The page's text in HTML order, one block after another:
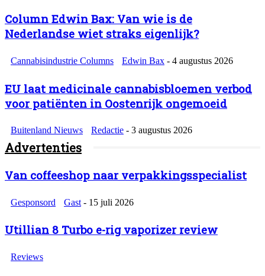
Column Edwin Bax: Van wie is de
Nederlandse wiet straks eigenlijk?
Cannabisindustrie Columns Edwin Bax - 4 augustus 2026
EU laat medicinale cannabisbloemen verbod
voor patiënten in Oostenrijk ongemoeid
Buitenland Nieuws Redactie - 3 augustus 2026
Advertenties
Van coffeeshop naar verpakkingsspecialist
Gesponsord Gast - 15 juli 2026
Utillian 8 Turbo e-rig vaporizer review
Reviews